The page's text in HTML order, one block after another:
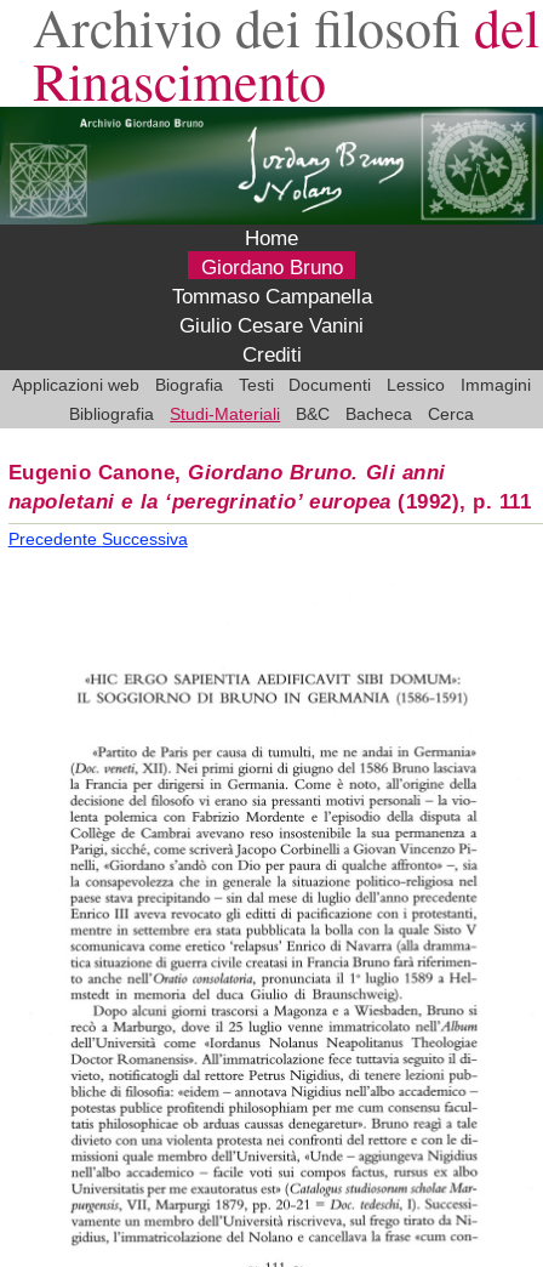
Archivio dei filosofi del
Rinascimento
Home
Giordano Bruno
Tommaso Campanella
Giulio Cesare Vanini
Crediti
Applicazioni web Biografia Testi Documenti Lessico
Immagini
Bibliografia
Studi-Materiali B&C Bacheca Cerca
Eugenio Canone,Giordano Bruno. Gli anni
napoletani e la ‘peregrinatio’ europea (1992), p. 111
Precedente Successiva